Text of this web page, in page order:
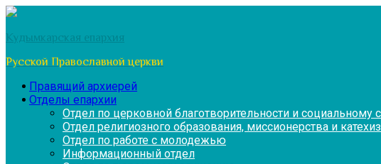
Перейти
содержимому
Кудымкарская епархия
Русской Православной церкви
Правящий архиерей
Отделы епархии
Отдел по церковной благотворительности и социальному
Отдел религиозного образования, миссионерства и
Отдел по работе с молодежью
Информационный отдел